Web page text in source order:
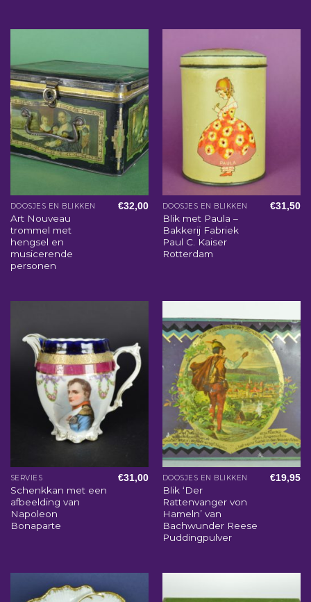
DOOSJES EN BLIKKEN
Art Nouveau
trommel met
hengsel en
musicerende
personen
€32,00 DOOSJES EN BLIKKEN
Blik met Paula –
Bakkerij Fabriek
Paul C. Kaiser
Rotterdam
€31,50
SERVIES
Schenkkan met een
afbeelding van
Napoleon
Bonaparte
€31,00 DOOSJES EN BLIKKEN
Blik ‘Der
Rattenvanger von
Hameln’ van
Bachwunder Reese
Puddingpulver
€19,95